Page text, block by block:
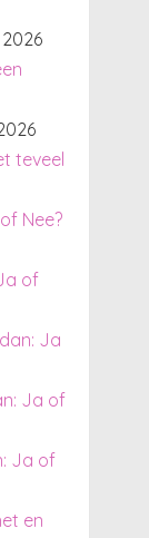
teveel
Nee?
of
Ja
Ja of
Ja of
en